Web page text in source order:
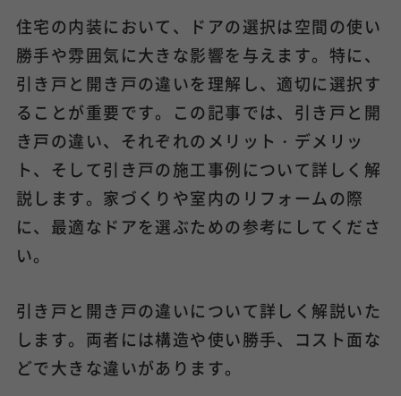
住宅の内装において、ドアの選択は空間の使い
勝手や雰囲気に大きな影響を与えます。特に、
引き戸と開き戸の違いを理解し、適切に選択す
ることが重要です。この記事では、引き戸と開
き戸の違い、それぞれのメリット・デメリッ
ト、そして引き戸の施工事例について詳しく解
説します。家づくりや室内のリフォームの際
に、最適なドアを選ぶための参考にしてくださ
い。
引き戸と開き戸の違いについて詳しく解説いた
します。両者には構造や使い勝手、コスト面な
どで大きな違いがあります。